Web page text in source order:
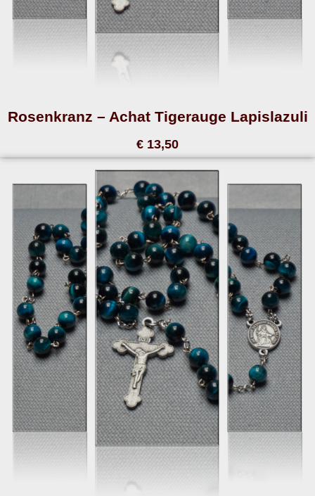
Rosenkranz – Achat Tigerauge Lapislazuli
€ 13,50